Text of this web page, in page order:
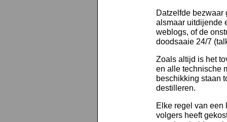
Datzelfde bezwaar
alsmaar uitdijende
weblogs, of de
doodsaaie 24/7
Zoals altijd is het
en alle technische
beschikking staan
destilleren.
Elke regel van een
volgers heeft